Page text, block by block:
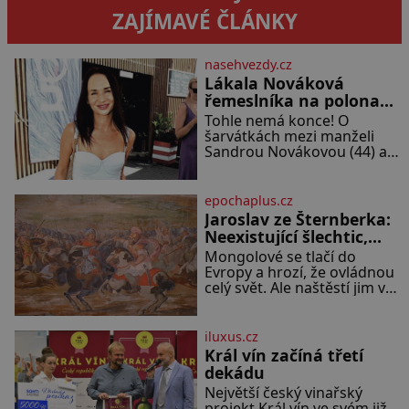
ZAJÍMAVÉ ČLÁNKY
nasehvezdy.cz
Lákala Nováková
řemeslníka na polonahé
tělo!
Tohle nemá konce! O
šarvátkách mezi manželi
Sandrou Novákovou (44) a
Ale kdo by doufal, že horká
zem u herečky ze seriálu
Ulice a režiséra vychladne,
epochaplus.cz
Jaroslav ze Šternberka:
Neexistující šlechtic,
který z Moravy vyžene
Mongoly
Mongolové se tlačí do
Evropy a hrozí, že ovládnou
celý svět. Ale naštěstí jim v
království, které dokáže
dobyvatelské hordy zastavit.
Co nedokáže žádná z
asijských říší, co nedokážou
Němci – to dokáže český
iluxus.cz
Král vín začíná třetí
dekádu
Největší český vinařský